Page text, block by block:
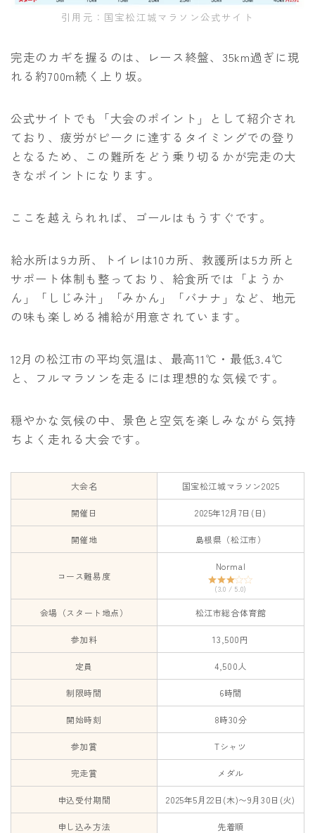
引用元：国宝松江城マラソン公式サイト
完走のカギを握るのは、レース終盤、35km過ぎに現
れる約700m続く上り坂。
公式サイトでも「大会のポイント」として紹介され
ており、疲労がピークに達するタイミングでの登り
となるため、この難所をどう乗り切るかが完走の大
きなポイントになります。
ここを越えられれば、ゴールはもうすぐです。
給水所は9カ所、トイレは10カ所、救護所は5カ所と
サポート体制も整っており、給食所では「ようか
ん」「しじみ汁」「みかん」「バナナ」など、地元
の味も楽しめる補給が用意されています。
12月の松江市の平均気温は、最高11℃・最低3.4℃
と、フルマラソンを走るには理想的な気候です。
穏やかな気候の中、景色と空気を楽しみながら気持
ちよく走れる大会です。
大会名 国宝松江城マラソン2025
開催日 2025年12月7日(日)
開催地 島根県（松江市）
コース難易度
Normal
(3.0 / 5.0)
会場（スタート地点） 松江市総合体育館
参加料 13,500円
定員 4,500人
制限時間 6時間
開始時刻 8時30分
参加賞 Tシャツ
完走賞 メダル
申込受付期間 2025年5月22日(木)〜9月30日(火)
申し込み方法 先着順